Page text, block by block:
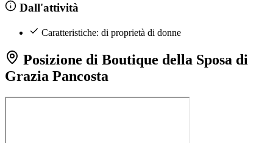
Dall'attività
Caratteristiche: di proprietà di donne
Posizione di Boutique della Sposa di
Grazia Pancosta